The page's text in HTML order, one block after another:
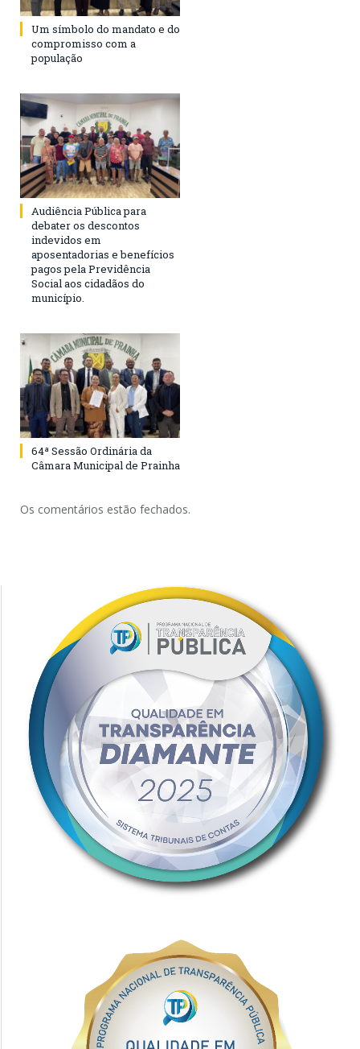
Um símbolo do mandato e do
compromisso com a
população
Audiência Pública para
debater os descontos
indevidos em
aposentadorias e benefícios
pagos pela Previdência
Social aos cidadãos do
município.
64ª Sessão Ordinária da
Câmara Municipal de Prainha
Os comentários estão fechados.